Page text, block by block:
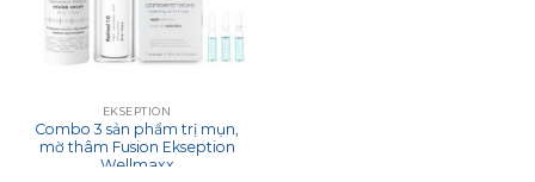
EKSEPTION
Combo 3 sản phẩm trị mụn,
mờ thâm Fusion Ekseption
Wellmaxx